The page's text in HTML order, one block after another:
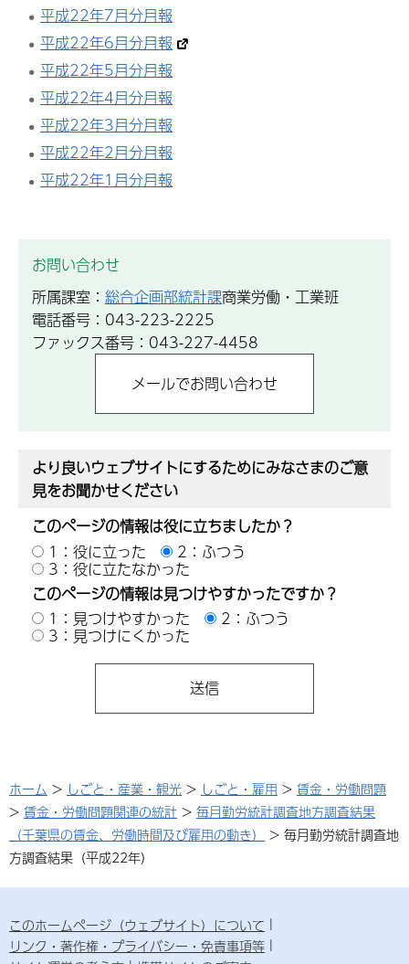
平成22年7月分月報
平成22年6月分月報
平成22年5月分月報
平成22年4月分月報
平成22年3月分月報
平成22年2月分月報
平成22年1月分月報
お問い合わせ
所属課室： 総合企画部統計課商業労働・工業班
電話番号：043-223-2225
ファックス番号：043-227-4458
より良いウェブサイトにするためにみなさまのご意
見をお聞かせください
このページの情報は役に立ちましたか？
1：役に立った
2：ふつう
3：役に立たなかった
このページの情報は見つけやすかったですか？
1：見つけやすかった
2：ふつう
3：見つけにくかった
ホーム > しごと・産業・観光 > しごと・雇用 > 賃金・労働問題
> 賃金・労働問題関連の統計 > 毎月勤労統計調査地方調査結果
（千葉県の賃金、労働時間及び雇用の動き）
> 毎月勤労統計調査地
方調査結果（平成22年）
このホームページ（ウェブサイト）について
リンク・著作権・プライバシー・免責事項等